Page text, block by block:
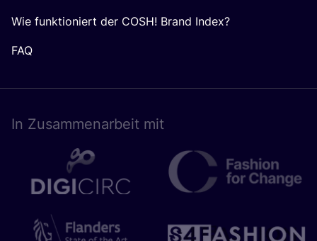
Wie funktioniert der COSH! Brand Index?
FAQ
In Zusam­men­ar­beit mit